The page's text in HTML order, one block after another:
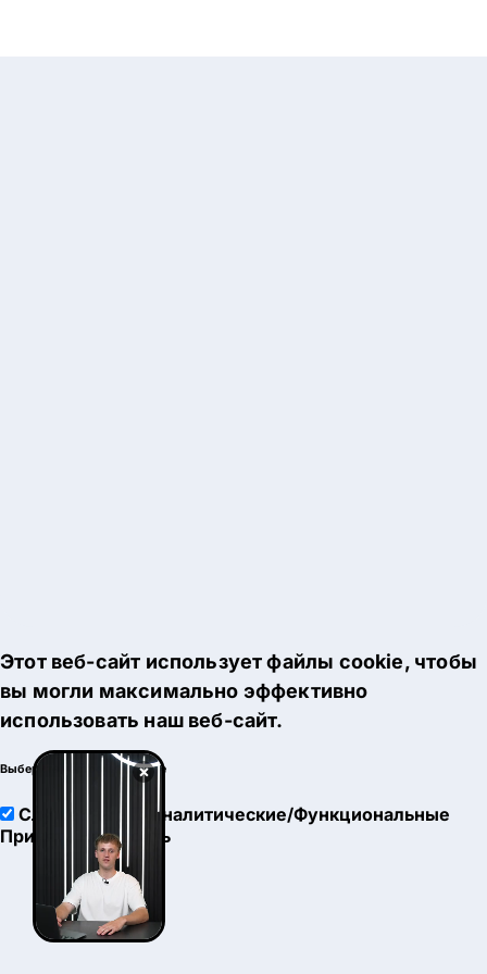
×
Этот веб-сайт использует файлы cookie, чтобы
вы могли максимально эффективно
использовать наш веб-сайт.
Выберите настройки cookie
Служебные
Аналитические/Функциональные
Принять
Настроить